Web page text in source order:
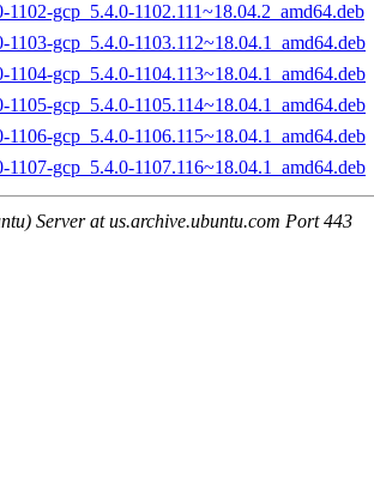
gcp_5.4.0-1102.111~18.04.2_amd64.deb
gcp_5.4.0-1103.112~18.04.1_amd64.deb
gcp_5.4.0-1104.113~18.04.1_amd64.deb
gcp_5.4.0-1105.114~18.04.1_amd64.deb
gcp_5.4.0-1106.115~18.04.1_amd64.deb
gcp_5.4.0-1107.116~18.04.1_amd64.deb
Server at us.archive.ubuntu.com Port 443